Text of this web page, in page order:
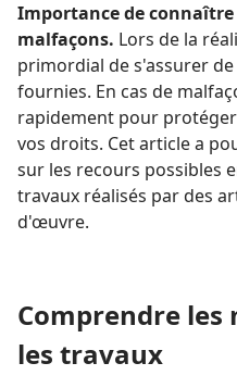
Importance de connaître
malfaçons. Lors de la
primordial de s'assurer
fournies. En cas de
rapidement pour
vos droits. Cet article a
sur les recours possibles
travaux réalisés par des
d'œuvre.
Comprendre les
les travaux